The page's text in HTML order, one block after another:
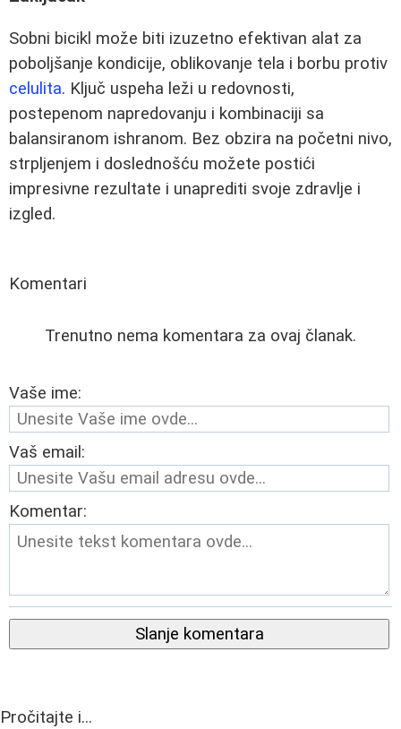
Sobni bicikl može biti izuzetno efektivan alat za
poboljšanje kondicije, oblikovanje tela i borbu protiv
celulita. Ključ uspeha leži u redovnosti,
postepenom napredovanju i kombinaciji sa
balansiranom ishranom. Bez obzira na početni nivo,
strpljenjem i doslednošću možete postići
impresivne rezultate i unaprediti svoje zdravlje i
izgled.
Komentari
Trenutno nema komentara za ovaj članak.
Vaše ime:
Vaš email:
Komentar:
Slanje komentara
Pročitajte i...